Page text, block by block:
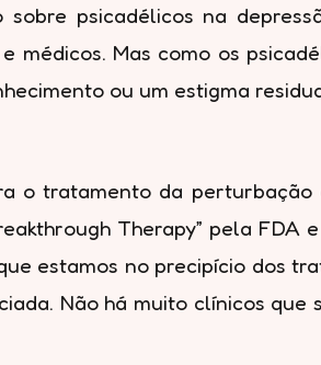
psicadélicos na
Mas como os
ou um estigma
o tratamento da
Therapy” pela
estamos no precipício dos
Não há muito clínicos que